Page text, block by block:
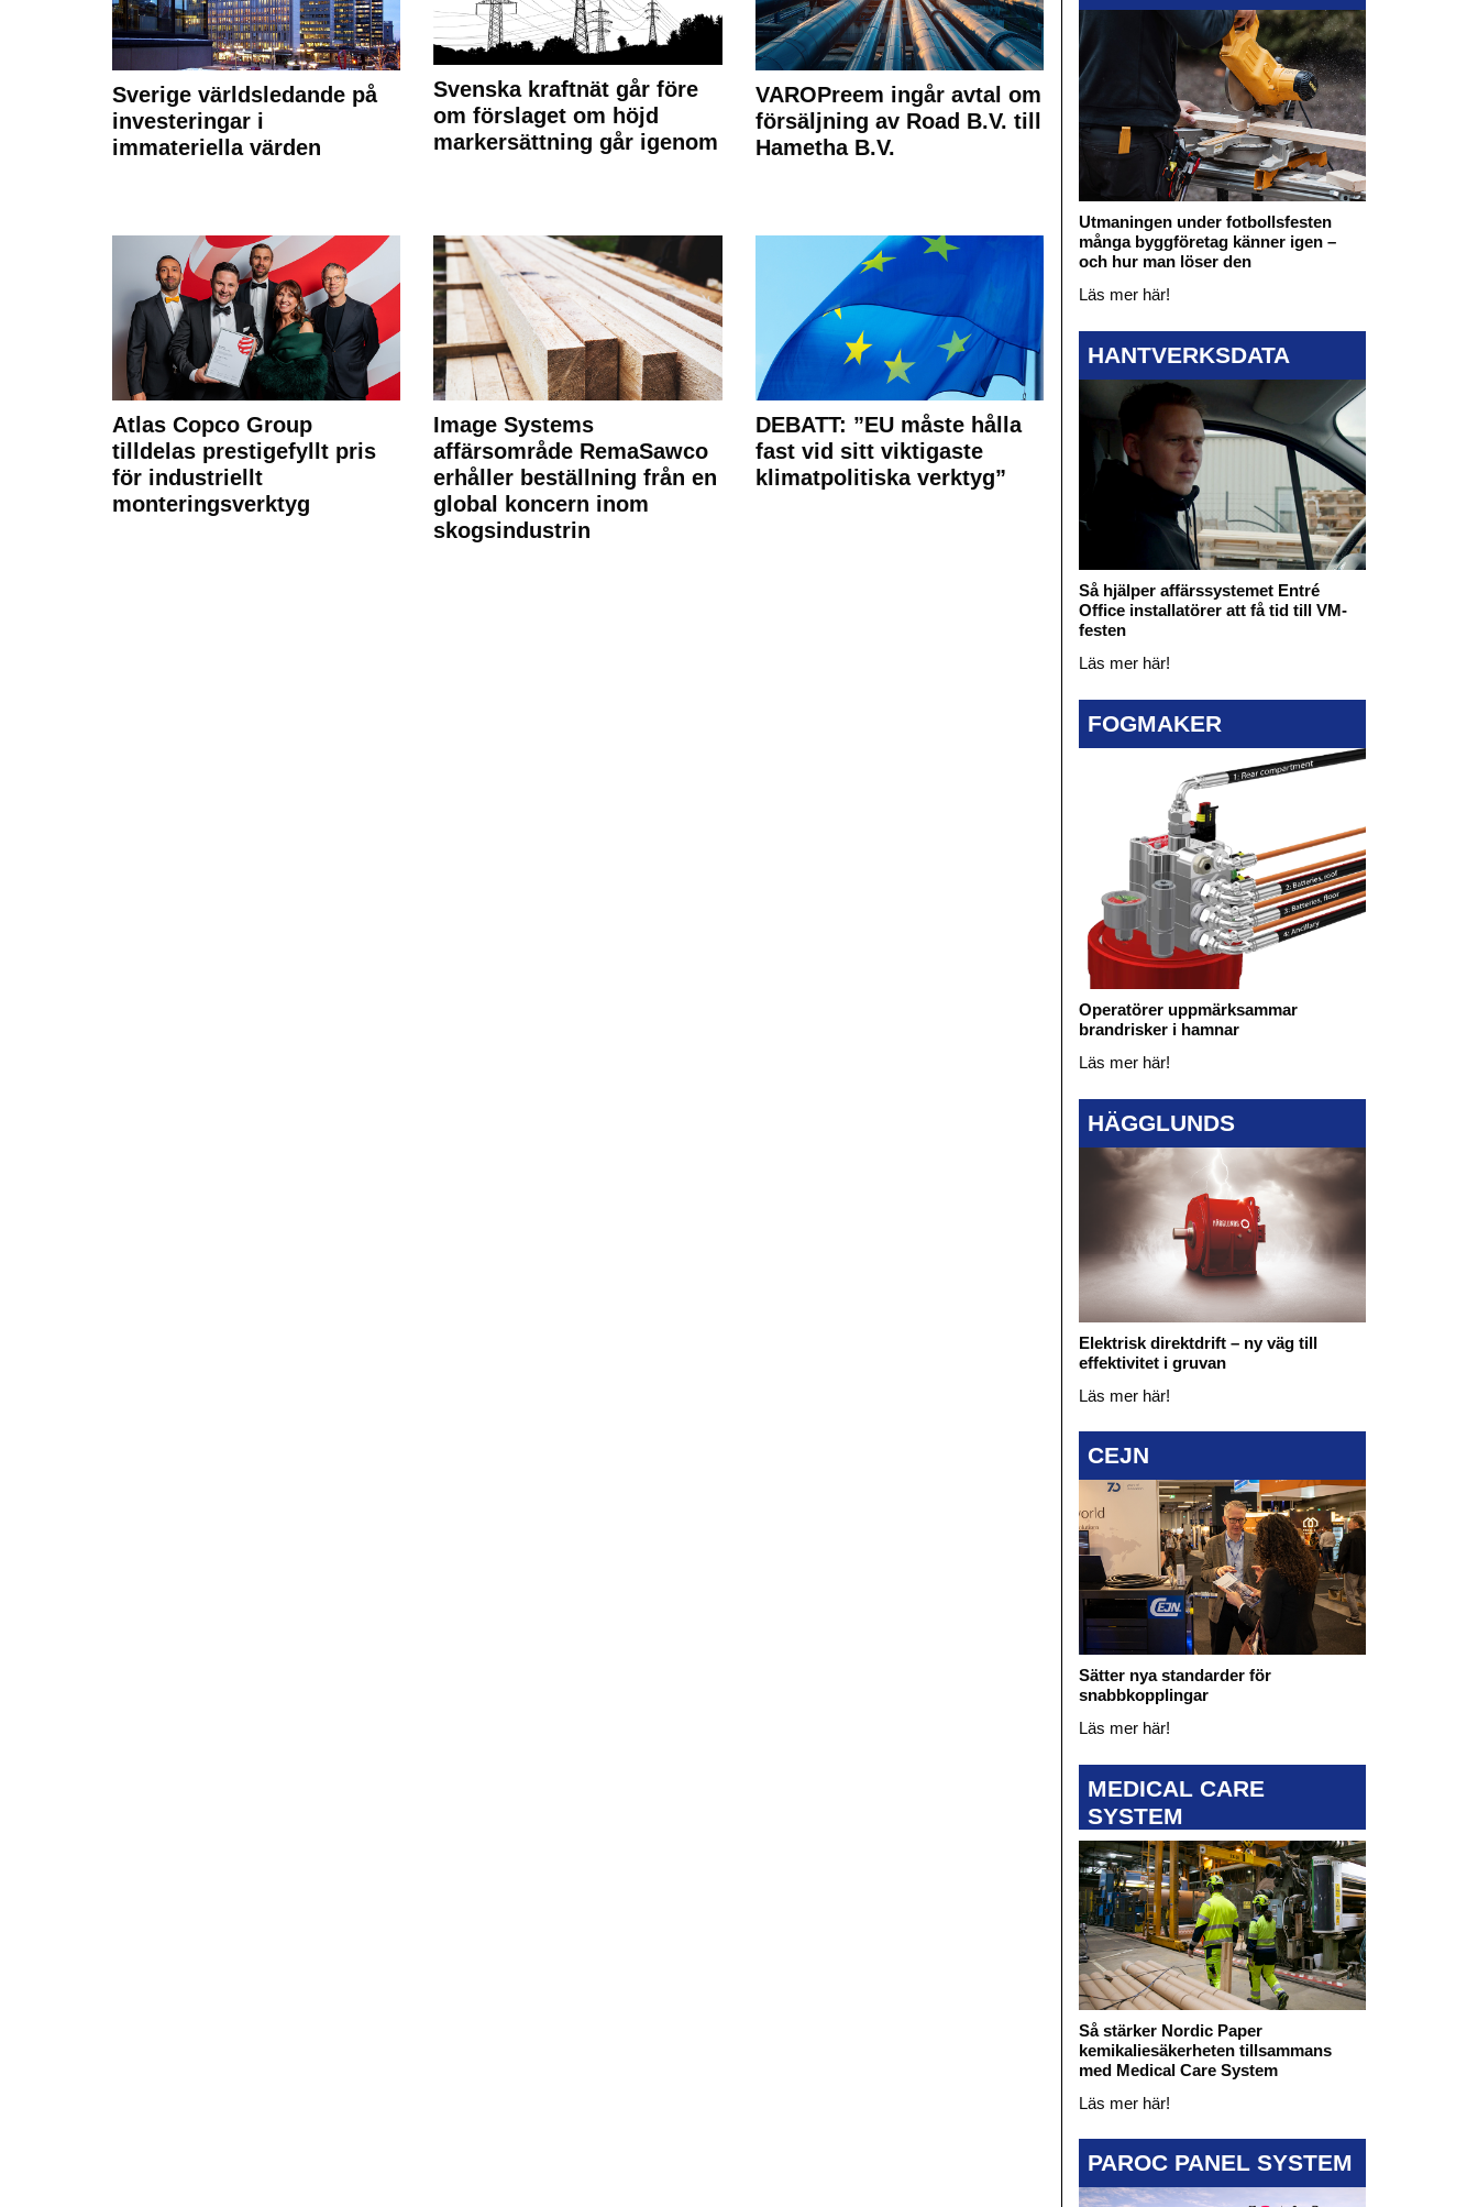
Sverige världsledande på
investeringar i
immateriella värden
Svenska kraftnät går före
om förslaget om höjd
markersättning går igenom
VAROPreem ingår avtal om
försäljning av Road B.V. till
Hametha B.V.
Atlas Copco Group
tilldelas prestigefyllt pris
för industriellt
monteringsverktyg
Image Systems
affärsområde RemaSawco
erhåller beställning från en
global koncern inom
skogsindustrin
DEBATT: ”EU måste hålla
fast vid sitt viktigaste
klimatpolitiska verktyg”
Utmaningen under fotbollsfesten
många byggföretag känner igen –
och hur man löser den
Läs mer här!
HANTVERKSDATA
Så hjälper affärssystemet Entré
Office installatörer att få tid till VM-
festen
Läs mer här!
FOGMAKER
Operatörer uppmärksammar
brandrisker i hamnar
Läs mer här!
HÄGGLUNDS
Elektrisk direktdrift – ny väg till
effektivitet i gruvan
Läs mer här!
CEJN
Sätter nya standarder för
snabbkopplingar
Läs mer här!
MEDICAL CARE
SYSTEM
Så stärker Nordic Paper
kemikaliesäkerheten tillsammans
med Medical Care System
Läs mer här!
PAROC PANEL SYSTEM